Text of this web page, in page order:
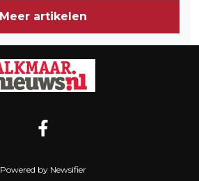
Meer artikelen
Powered by Newsifier